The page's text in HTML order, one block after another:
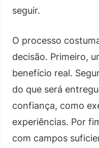
seguir.
O processo
decisão. Primeiro,
benefício real.
do que será
confiança, como
experiências. Por
com campos